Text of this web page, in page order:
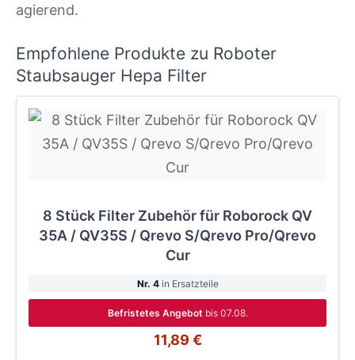
agierend.
Empfohlene Produkte zu Roboter
Staubsauger Hepa Filter
8 Stück Filter Zubehör für Roborock QV
35A / QV35S / Qrevo S/Qrevo Pro/Qrevo
Cur
Nr. 4in Ersatzteile
Befristetes Angebot bis 07.08.
11,89 €